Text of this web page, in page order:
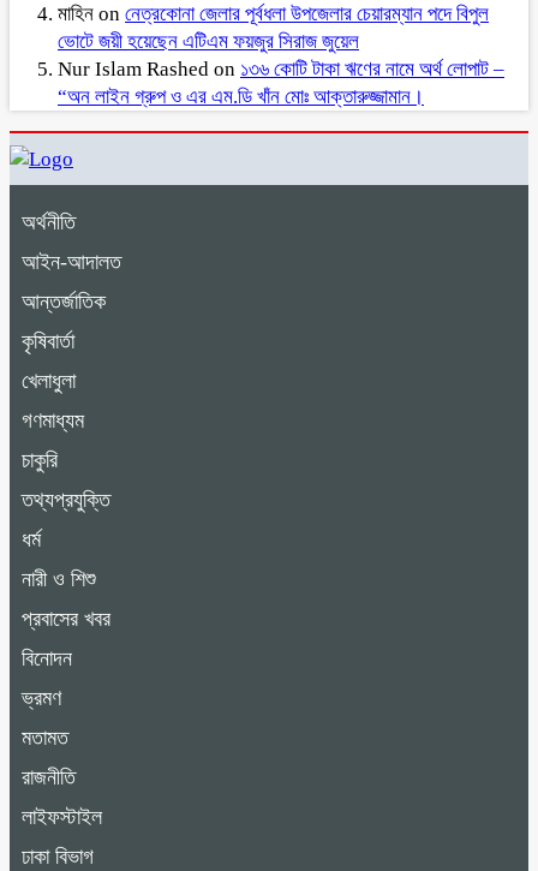
মাহিন on নেত্রকোনা জেলার পূর্বধলা উপজেলার চেয়ারম্যান পদে বিপুল
ভোটে জয়ী হয়েছেন এটিএম ফয়জুর সিরাজ জুয়েল
Nur Islam Rashed on ১৩৬ কোটি টাকা ঋণের নামে অর্থ লোপাট –
“অন লাইন গ্রুপ ও এর এম.ডি খাঁন মোঃ আক্তারুজ্জামান।
অর্থনীতি
আইন-আদালত
আন্তর্জাতিক
কৃষিবার্তা
খেলাধুলা
গণমাধ্যম
চাকুরি
তথ্যপ্রযুক্তি
ধর্ম
নারী ও শিশু
প্রবাসের খবর
বিনোদন
ভ্রমণ
মতামত
রাজনীতি
লাইফস্টাইল
ঢাকা বিভাগ